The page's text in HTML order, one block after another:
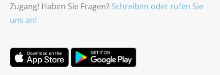
Zugang! Haben Sie Fragen? Schreiben oder rufen Sie
uns an!